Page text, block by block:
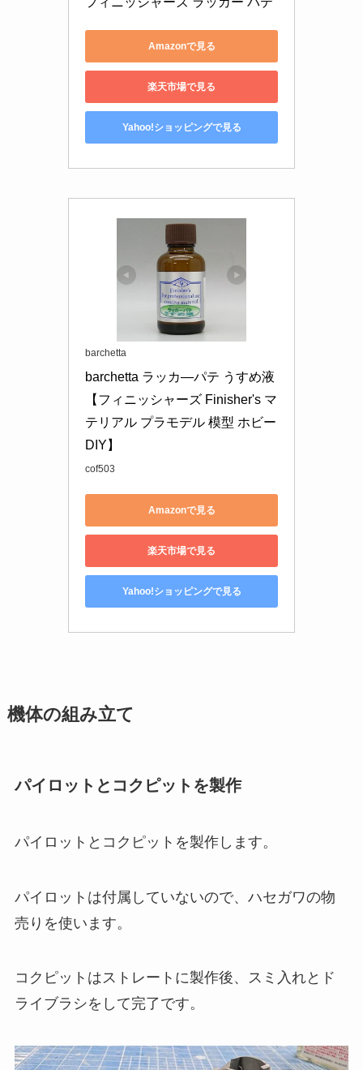
Amazonで見る
楽天市場で見る
Yahoo!ショッピングで見る
barchetta
barchetta ラッカ―パテ うすめ液
【フィニッシャーズ Finisher's マ
テリアル プラモデル 模型 ホビー
DIY】
cof503
Amazonで見る
楽天市場で見る
Yahoo!ショッピングで見る
機体の組み立て
パイロットとコクピットを製作
パイロットとコクピットを製作します。
パイロットは付属していないので、ハセガワの物
売りを使います。
コクピットはストレートに製作後、スミ入れとド
ライブラシをして完了です。